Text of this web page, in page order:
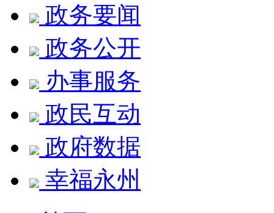
政务要闻
政务公开
办事服务
政民互动
政府数据
幸福永州